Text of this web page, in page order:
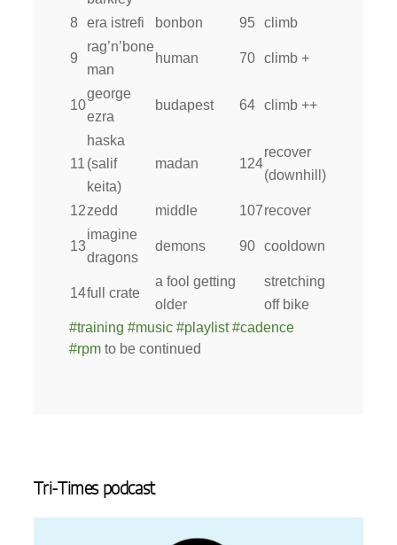
8
era istrefi bonbon 95 climb
9
rag’n’bone
man
human 70 climb +
10
george
ezra
budapest 64 climb ++
11
haska
(salif
keita)
madan 124
recover
(downhill)
12zedd middle 107recover
13
imagine
dragons
demons 90 cooldown
14full crate
a fool getting
older
stretching
off bike
#training #music #playlist #cadence
#rpm to be continued
Tri-Times podcast